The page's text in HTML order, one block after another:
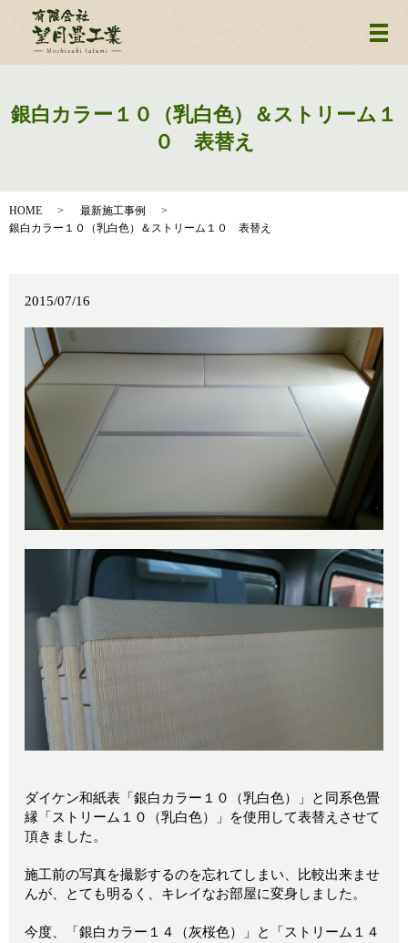
メ
銀白カラー１０（乳白色）＆ストリーム１
０ 表替え
HOME
最新施工事例
銀白カラー１０（乳白色）＆ストリーム１０ 表替え
2015/07/16
ダイケン和紙表「銀白カラー１０（乳白色）」と同系色畳
縁「ストリーム１０（乳白色）」を使用して表替えさせて
頂きました。
施工前の写真を撮影するのを忘れてしまい、比較出来ませ
んが、とても明るく、キレイなお部屋に変身しました。
今度、「銀白カラー１４（灰桜色）」と「ストリーム１４